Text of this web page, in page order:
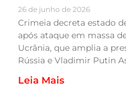
26 de junho de 2026
Crimeia decreta estado
após ataque em massa
Ucrânia, que amplia a
Rússia e Vladimir Putin
Leia Mais